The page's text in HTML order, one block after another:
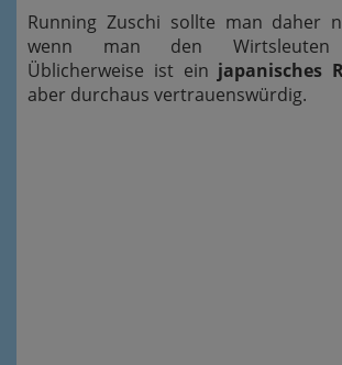
Running Zuschi sollte man daher
wenn man den Wirtsleuten
Üblicherweise ist ein japanisches
aber durchaus vertrauenswürdig.